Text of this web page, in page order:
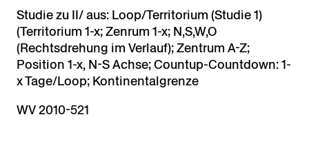
Studie zu II/ aus: Loop/Territorium (Studie 1)
(Territorium 1-x; Zenrum 1-x; N,S,W,O
(Rechtsdrehung im Verlauf); Zentrum A-Z;
Position 1-x, N-S Achse; Countup-Countdown: 1-
x Tage/Loop; Kontinentalgrenze
WV 2010-521